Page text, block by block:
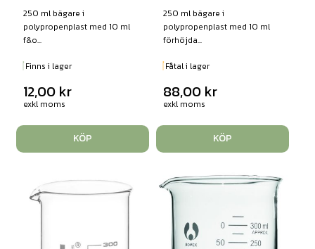
250 ml bägare i
polypropenplast med 10 ml
f&o...
Finns i lager
12,00 kr
exkl moms
KÖP
250 ml bägare i
polypropenplast med 10 ml
förhöjda...
Fåtal i lager
88,00 kr
exkl moms
KÖP